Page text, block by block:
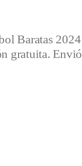
Baratas 2024
gratuita. Envió